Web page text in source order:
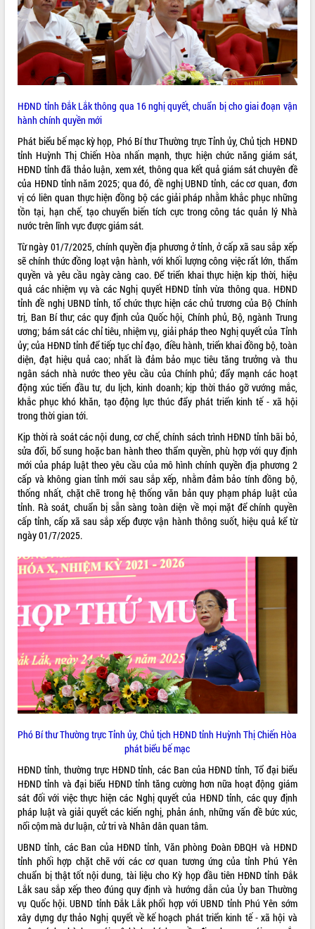
Đề án 06 tạo bước ngoặt đột phá trong
cải cách hành chính tỉnh Đắk Lắk
Kết nối tour, đẩy mạnh chuyển đổi số
để phát triển du lịch Đắk Lắk
Khởi động Dự án Đầu tư xây dựng hạ
tầng kỹ thuật Cụm công nghiệp Tân
Gặp mặt các cơ quan báo chí nhân Kỷ
mạng Việt Nam
Đắk Lắk sơ kết 4 năm triển khai thực
hiện Đề án 06 của Chính phủ
Họp báo thông tin về Hội nghị Công bố
Quy hoạch và Xúc tiến đầu tư tỉnh Đắk
Lắk
Khơi thông điểm nghẽn, đẩy nhanh
giải ngân vốn khắc phục thiên tai
HĐND tỉnh thông qua điều chỉnh Quy
hoạch tỉnh thời kỳ 2021-2030
Hội thảo góp ý hồ sơ điều chỉnh quy
hoạch tỉnh Đắk Lắk thời kỳ 2021-2030,
tầm nhìn đến năm 2050
Nâng cao hiệu quả hoạt động của các
doanh nghiệp nhà nước
Hội nghị triển khai kết nối mạng
truyền số liệu chuyên dùng phục vụ cơ
quan Đảng, Nhà nước
tay làm sạch môi trường
Xã Ea Kar bước chuyển mình trong
công tác cải cách hành chính mô hình
mới
UBND tỉnh họp báo định kỳ tháng 4
năm 2026
Hội thảo khoa học “Giải pháp thúc đẩy
Đắk Lắk”
Tăng cường giám sát, đôn đốc thực
hiện nhiệm vụ quản lý tài sản công
hàng tuần
Tháo gỡ những vướng mắc, đẩy mạnh
công tác cải cách thủ tục hành chính
tại Trung tâm Phục vụ hành chính
công tỉnh
Đắk Lắk: Tôn vinh 46 giải pháp tại Hội
thi Sáng tạo Kỹ thuật 2024 - 2025
về phát triển nuôi trồng thủy sản
Phó Chủ tịch UBND tỉnh Đắk Lắk
Trương Công Thái kiểm tra thực địa
Dự án cao tốc Khánh Hòa - Buôn Ma
Thuột
Định vị cà phê Việt Nam như một “di
sản sống” trong dòng chảy toàn cầu
Xây dựng nông thôn mới: Nâng cao đời
sống người dân từ những mô hình thiết
thực
Quyết liệt tháo gỡ vướng mắc, đẩy
nhanh tiến độ các dự án trọng điểm
trong Khu kinh tế Nam Phú Yên
HĐND tỉnh Đắk Lắk thông qua 16 nghị quyết, chuẩn bị cho giai đoạn vận
hành chính quyền mới
Phát biểu bế mạc kỳ họp, Phó Bí thư Thường trực Tỉnh ủy, Chủ tịch HĐND
tỉnh Huỳnh Thị Chiến Hòa nhấn mạnh, thực hiện chức năng giám sát,
HĐND tỉnh đã thảo luận, xem xét, thông qua kết quả giám sát chuyên đề
của HĐND tỉnh năm 2025; qua đó, đề nghị UBND tỉnh, các cơ quan, đơn
vị có liên quan thực hiện đồng bộ các giải pháp nhằm khắc phục những
tồn tại, hạn chế, tạo chuyển biến tích cực trong công tác quản lý Nhà
nước trên lĩnh vực được giám sát.
Từ ngày 01/7/2025, chính quyền địa phương ở tỉnh, ở cấp xã sau sắp xếp
sẽ chính thức đồng loạt vận hành, với khối lượng công việc rất lớn, thẩm
quyền và yêu cầu ngày càng cao. Để triển khai thực hiện kịp thời, hiệu
quả các nhiệm vụ và các Nghị quyết HĐND tỉnh vừa thông qua. HĐND
tỉnh đề nghị UBND tỉnh, tổ chức thực hiện các chủ trương của Bộ Chính
trị, Ban Bí thư; các quy định của Quốc hội, Chính phủ, Bộ, ngành Trung
ương; bám sát các chỉ tiêu, nhiệm vụ, giải pháp theo Nghị quyết của Tỉnh
ủy; của HĐND tỉnh để tiếp tục chỉ đạo, điều hành, triển khai đồng bộ, toàn
diện, đạt hiệu quả cao; nhất là đảm bảo mục tiêu tăng trưởng và thu
ngân sách nhà nước theo yêu cầu của Chính phủ; đẩy mạnh các hoạt
động xúc tiến đầu tư, du lịch, kinh doanh; kịp thời tháo gỡ vướng mắc,
khắc phục khó khăn, tạo động lực thúc đẩy phát triển kinh tế - xã hội
trong thời gian tới.
Kịp thời rà soát các nội dung, cơ chế, chính sách trình HĐND tỉnh bãi bỏ,
sửa đổi, bổ sung hoặc ban hành theo thẩm quyền, phù hợp với quy định
mới của pháp luật theo yêu cầu của mô hình chính quyền địa phương 2
cấp và không gian tỉnh mới sau sắp xếp, nhằm đảm bảo tính đồng bộ,
thống nhất, chặt chẽ trong hệ thống văn bản quy phạm pháp luật của
tỉnh. Rà soát, chuẩn bị sẵn sàng toàn diện về mọi mặt để chính quyền
cấp tỉnh, cấp xã sau sắp xếp được vận hành thông suốt, hiệu quả kể từ
ngày 01/7/2025.
Phó Bí thư Thường trực Tỉnh ủy, Chủ tịch HĐND tỉnh Huỳnh Thị Chiến Hòa
phát biểu bế mạc
HĐND tỉnh, thường trực HĐND tỉnh, các Ban của HĐND tỉnh, Tổ đại biểu
HĐND tỉnh và đại biểu HĐND tỉnh tăng cường hơn nữa hoạt động giám
sát đối với việc thực hiện các Nghị quyết của HĐND tỉnh, các quy định
pháp luật và giải quyết các kiến nghị, phản ánh, những vấn đề bức xúc,
nổi cộm mà dư luận, cử tri và Nhân dân quan tâm.
UBND tỉnh, các Ban của HĐND tỉnh, Văn phòng Đoàn ĐBQH và HĐND
tỉnh phối hợp chặt chẽ với các cơ quan tương ứng của tỉnh Phú Yên
chuẩn bị thật tốt nội dung, tài liệu cho Kỳ họp đầu tiên HĐND tỉnh Đắk
Lắk sau sắp xếp theo đúng quy định và hướng dẫn của Ủy ban Thường
vụ Quốc hội. UBND tỉnh Đắk Lắk phối hợp với UBND tỉnh Phú Yên sớm
xây dựng dự thảo Nghị quyết về kế hoạch phát triển kinh tế - xã hội và